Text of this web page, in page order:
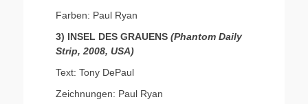
Farben: Paul Ryan
3) INSEL DES GRAUENS(Phantom Daily
Strip, 2008, USA)
Text: Tony DePaul
Zeichnungen: Paul Ryan